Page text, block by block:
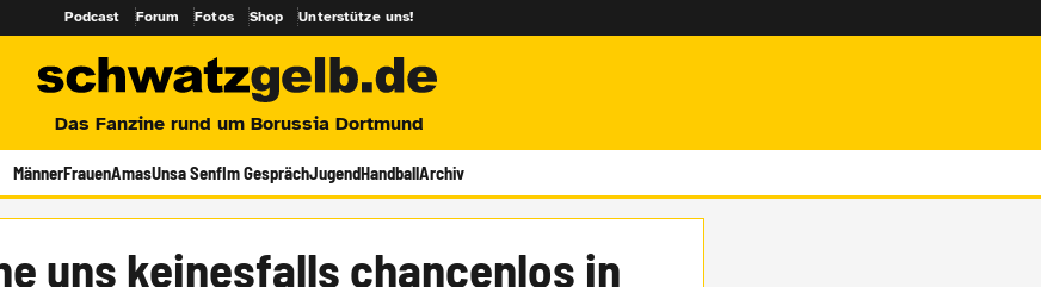
Podcast Forum Fotos Shop Unterstütze uns!
Das Fanzine rund um Borussia Dortmund
MännerFrauenAmasUnsa SenfIm GesprächJugendHandballArchiv
uns keinesfalls chancenlos in